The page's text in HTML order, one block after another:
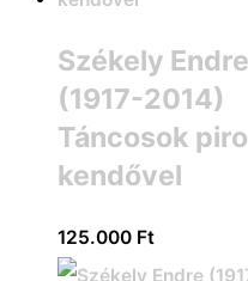
Székely Endre
(1917-2014)
Táncosok
kendővel
125.000 Ft